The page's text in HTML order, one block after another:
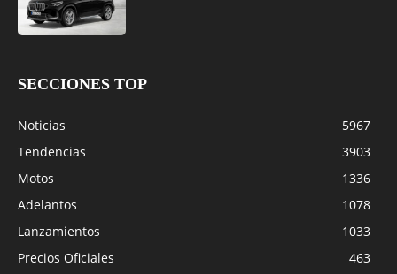
SECCIONES TOP
Noticias
5967
Tendencias
3903
Motos
1336
Adelantos
1078
Lanzamientos
1033
Precios Oficiales
463